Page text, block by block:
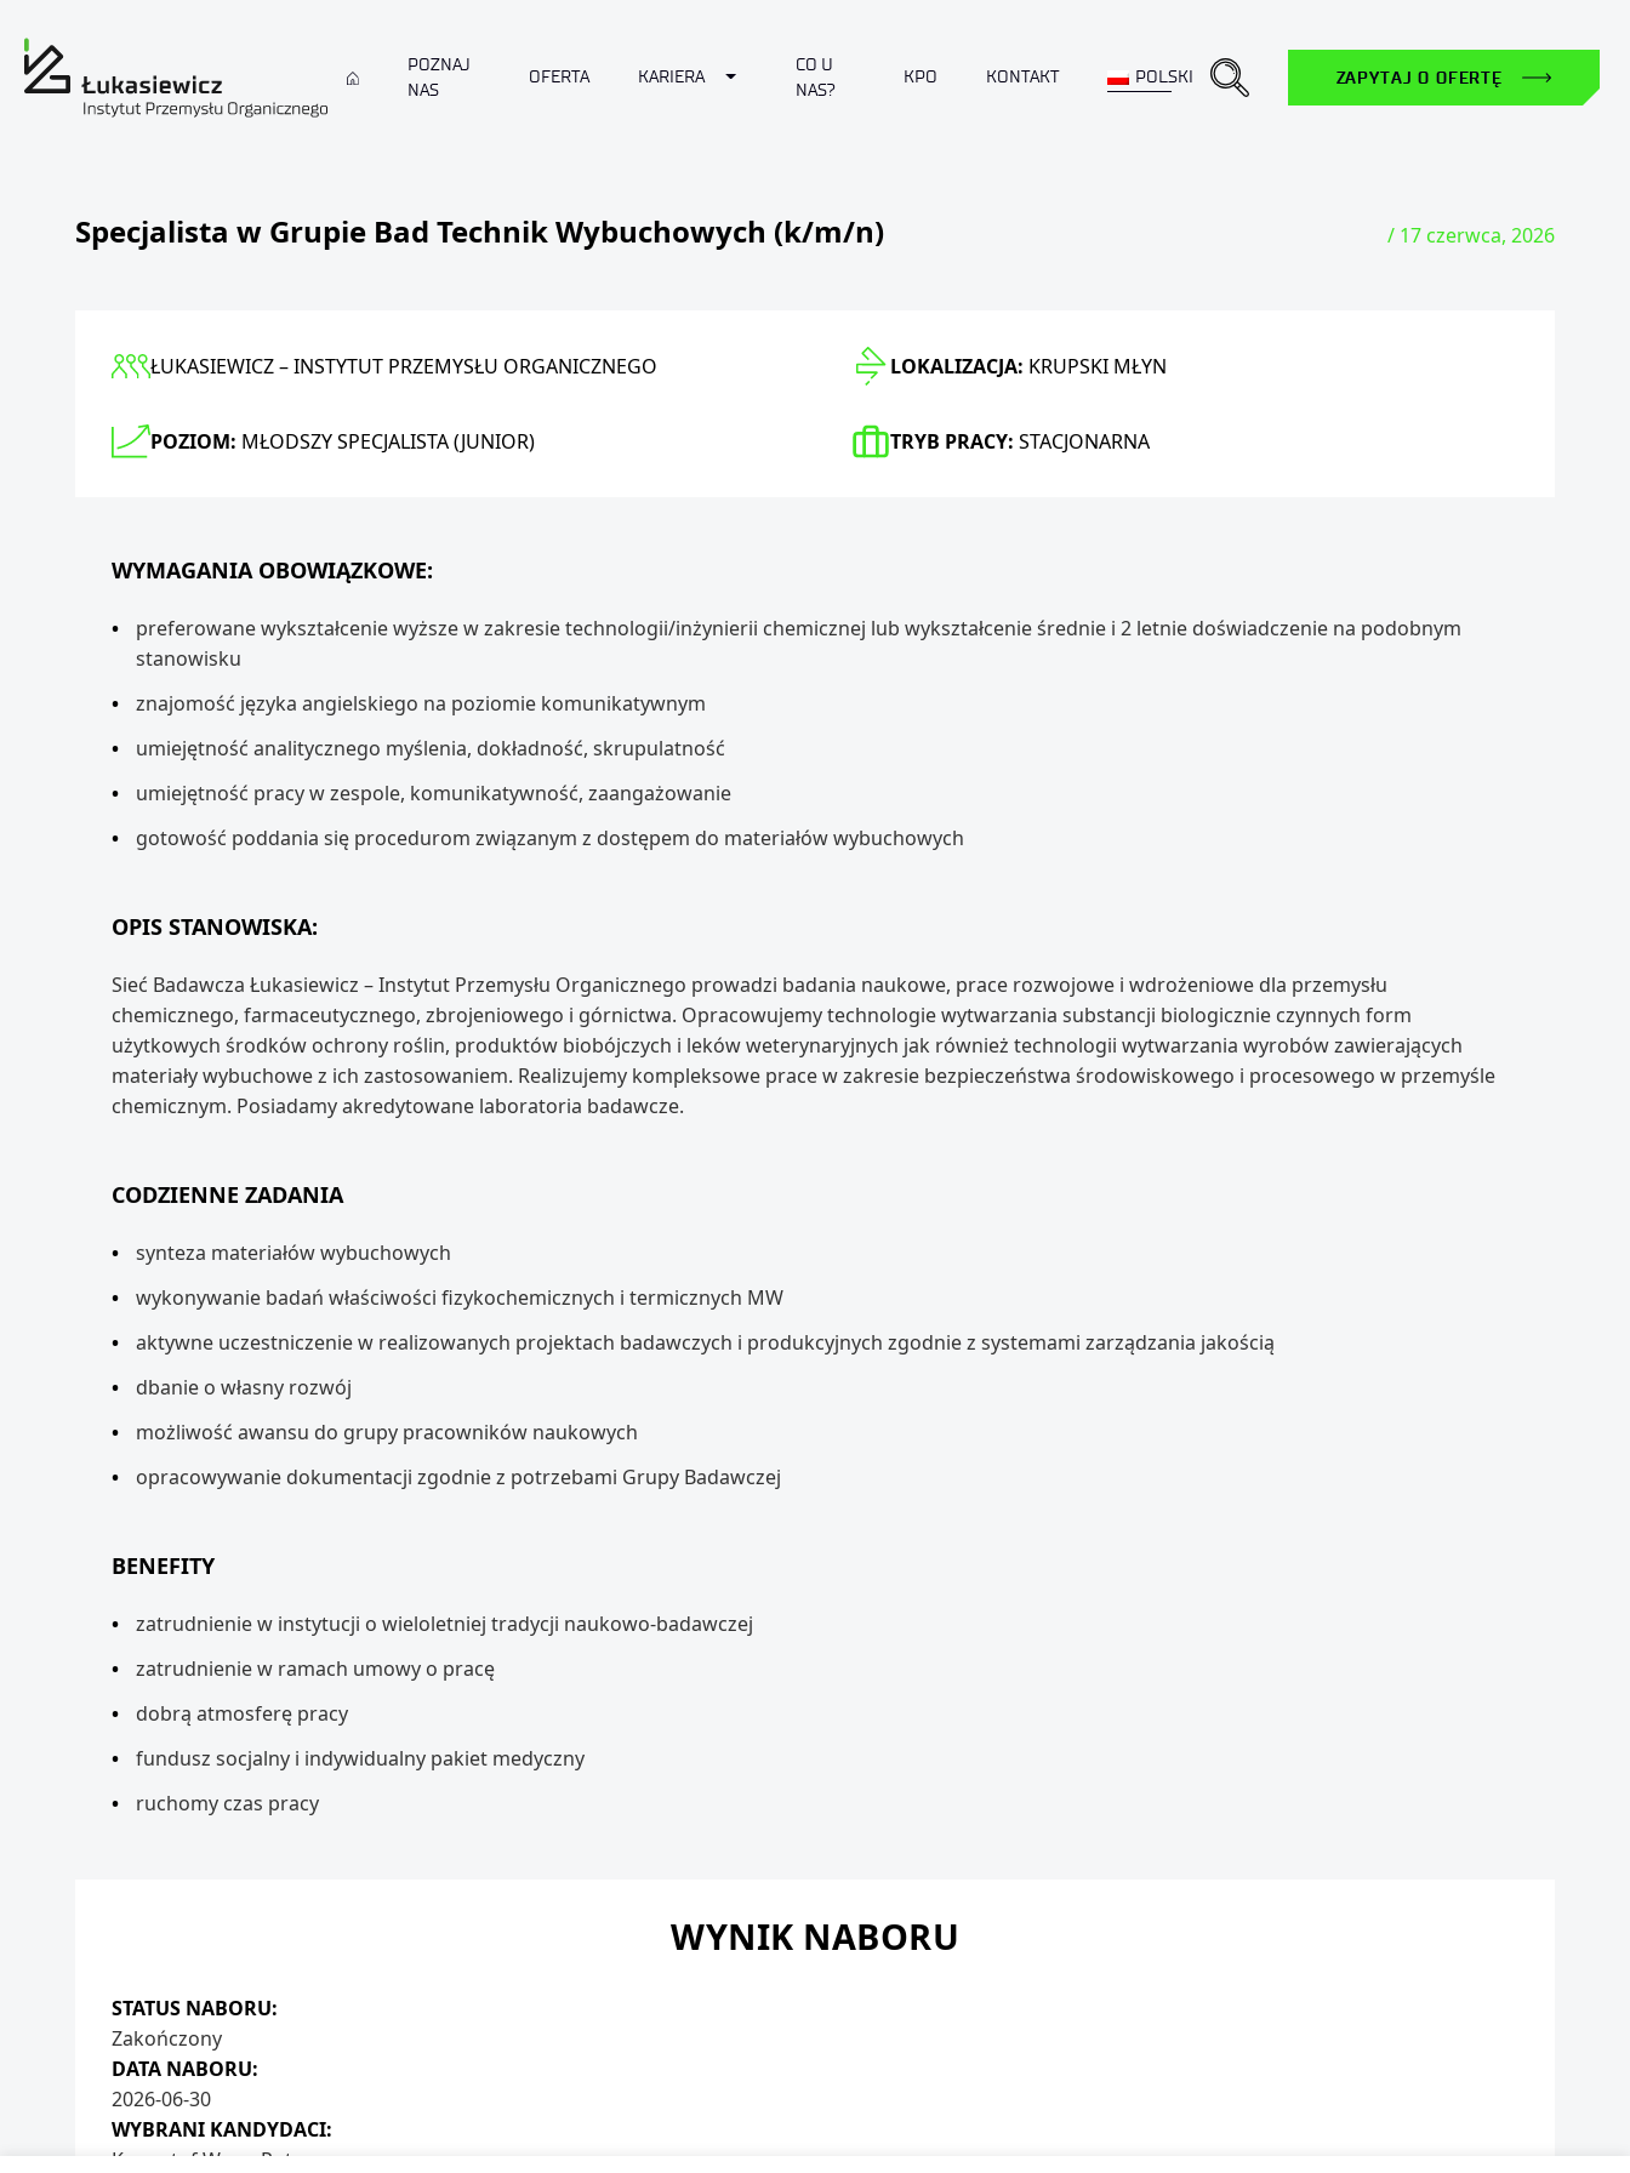
POZNAJ
NAS
OFERTA KARIERA Toggle Dropdown
CO U
NAS?
KPO KONTAKT POLSKI ZAPYTAJ O OFERTĘ
Specjalista w Grupie Bad Technik Wybuchowych (k/m/n) / 17 czerwca, 2026
ŁUKASIEWICZ – INSTYTUT PRZEMYSŁU ORGANICZNEGO LOKALIZACJA: KRUPSKI MŁYN
POZIOM: MŁODSZY SPECJALISTA (JUNIOR) TRYB PRACY: STACJONARNA
WYMAGANIA OBOWIĄZKOWE:
preferowane wykształcenie wyższe w zakresie technologii/inżynierii chemicznej lub wykształcenie średnie i 2 letnie doświadczenie na podobnym
stanowisku
znajomość języka angielskiego na poziomie komunikatywnym
umiejętność analitycznego myślenia, dokładność, skrupulatność
umiejętność pracy w zespole, komunikatywność, zaangażowanie
gotowość poddania się procedurom związanym z dostępem do materiałów wybuchowych
OPIS STANOWISKA:
Sieć Badawcza Łukasiewicz – Instytut Przemysłu Organicznego prowadzi badania naukowe, prace rozwojowe i wdrożeniowe dla przemysłu
chemicznego, farmaceutycznego, zbrojeniowego i górnictwa. Opracowujemy technologie wytwarzania substancji biologicznie czynnych form
użytkowych środków ochrony roślin, produktów biobójczych i leków weterynaryjnych jak również technologii wytwarzania wyrobów zawierających
materiały wybuchowe z ich zastosowaniem. Realizujemy kompleksowe prace w zakresie bezpieczeństwa środowiskowego i procesowego w przemyśle
chemicznym. Posiadamy akredytowane laboratoria badawcze.
CODZIENNE ZADANIA
synteza materiałów wybuchowych
wykonywanie badań właściwości fizykochemicznych i termicznych MW
aktywne uczestniczenie w realizowanych projektach badawczych i produkcyjnych zgodnie z systemami zarządzania jakością
dbanie o własny rozwój
możliwość awansu do grupy pracowników naukowych
opracowywanie dokumentacji zgodnie z potrzebami Grupy Badawczej
BENEFITY
zatrudnienie w instytucji o wieloletniej tradycji naukowo-badawczej
zatrudnienie w ramach umowy o pracę
dobrą atmosferę pracy
fundusz socjalny i indywidualny pakiet medyczny
ruchomy czas pracy
WYNIK NABORU
STATUS NABORU:
Zakończony
DATA NABORU:
2026-06-30
WYBRANI KANDYDACI:
Krzysztof Wąs z Potępy